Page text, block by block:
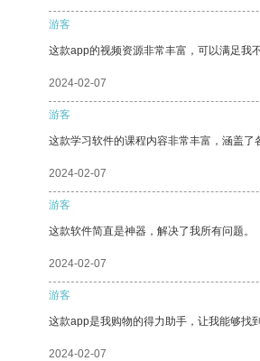
游客
这款app的视频资源非常丰富，可以满足我
2024-02-07
游客
这款学习软件的课程内容非常丰富，涵盖了
2024-02-07
游客
这款软件简直是神器，解决了我所有问题。
2024-02-07
游客
这款app是我购物的得力助手，让我能够找
2024-02-07